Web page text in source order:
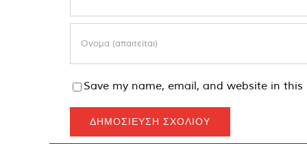
Save my name, email, and website in